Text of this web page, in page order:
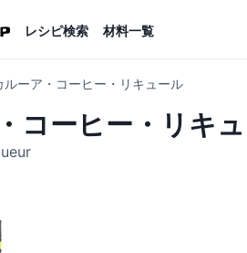
レシピ検索 材料一覧
ルーア・コーヒー・リキュール
コーヒー・リキ